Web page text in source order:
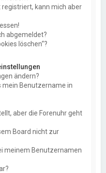
registriert, kann mich aber
abgemeldet?
löschen“?
ändern?
mein Benutzername in
aber die Forenuhr geht
Board nicht zur
meinem Benutzernamen